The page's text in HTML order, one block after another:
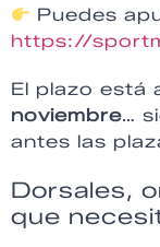
Puedes
https://
El plazo está
noviembre…
antes las
Dorsales,
que